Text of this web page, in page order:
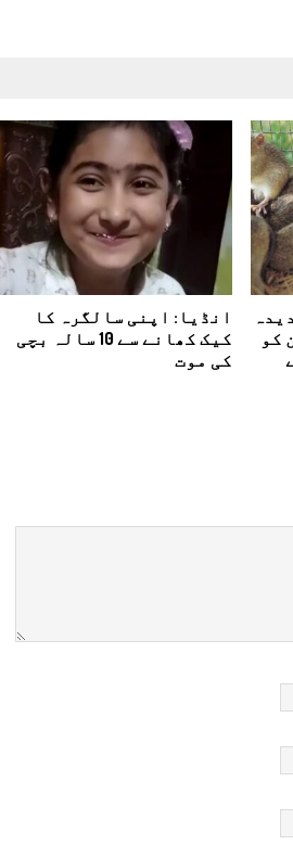
کو
انڈیا: اپنی سالگرہ کا
کیک کھانے سے 10 سالہ بچی
کی موت